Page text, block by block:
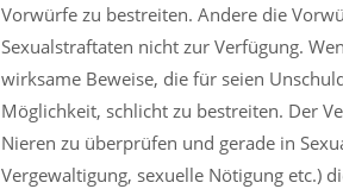
Vorwürfe zu bestreiten. Andere die
Sexualstraftaten nicht zur Verfügung.
wirksame Beweise, die für seien
Möglichkeit, schlicht zu bestreiten. Der
Nieren zu überprüfen und gerade in
Vergewaltigung, sexuelle Nötigung etc.)